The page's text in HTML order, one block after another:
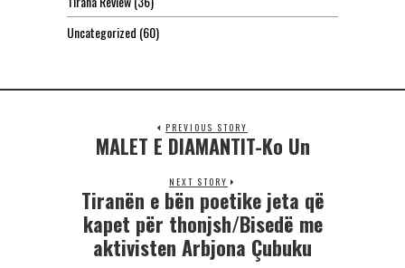
Uncategorized (60)
PREVIOUS STORY
MALET E DIAMANTIT-Ko Un
NEXT STORY
Tiranën e bën poetike jeta që
kapet për thonjsh/Bisedë me
aktivisten Arbjona Çubuku